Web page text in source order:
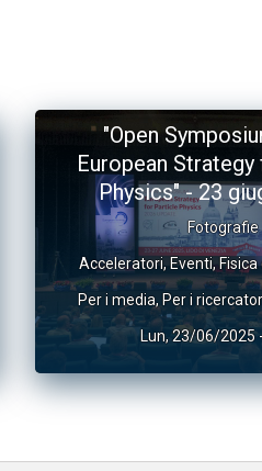
"Open
European
Physics" - 23
Fotografie
Acceleratori, Eventi,
Per i media, Per i
Lun, 23/06/2025